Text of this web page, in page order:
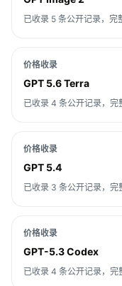
已收录 5 条公开记录，完
价格收录
GPT 5.6 Terra
已收录 4 条公开记录，完
价格收录
GPT 5.4
已收录 3 条公开记录，完
价格收录
GPT-5.3 Codex
已收录 4 条公开记录，完